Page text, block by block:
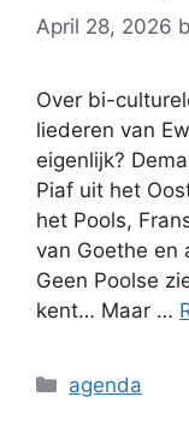
April 28, 2026
Over bi-
liederen van
eigenlijk?
Piaf uit het
het Pools,
van Goethe en
Geen Poolse
kent… Maar …
agenda